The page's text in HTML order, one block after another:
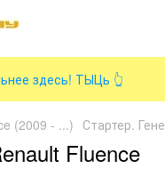
здесь! ТЫЦь 👆
(2009 - ...) Стартер.
Fluence